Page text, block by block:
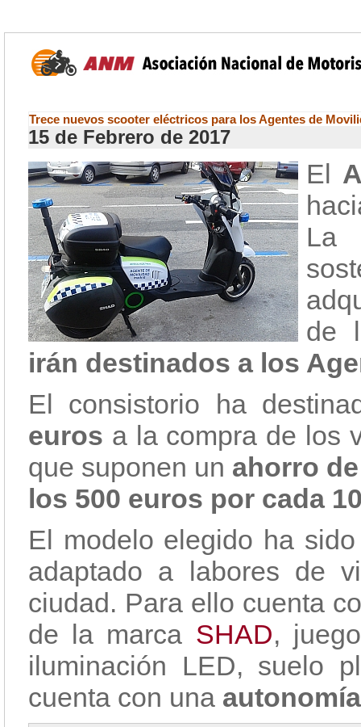
Trece nuevos scooter eléctricos para los Agentes de
15 de Febrero de 2017
El
La
de
irán destinados a los
El consistorio ha
euros a la compra de los
que suponen un ahorro
los 500 euros por cada
El modelo elegido ha
adaptado a labores de
ciudad. Para ello cuenta
de la marca SHAD,
iluminación LED, suelo
cuenta con una